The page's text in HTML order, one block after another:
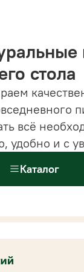
стола
всё
удобно и с
Каталог
все от
десертов и
Всёдля
одном